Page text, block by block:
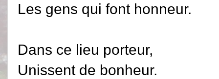
Les gens qui font honneur.
Dans ce lieu porteur,
Unissent de bonheur.